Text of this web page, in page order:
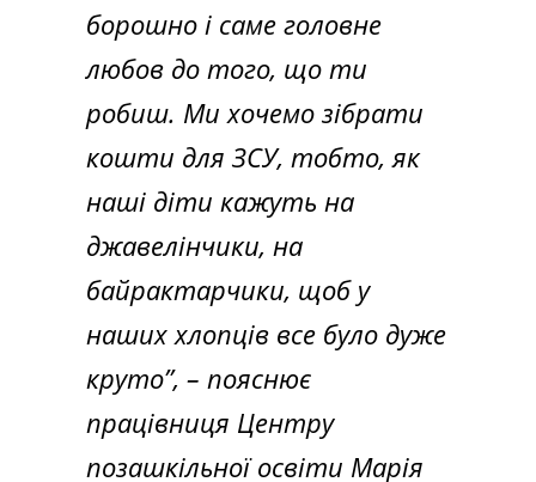
борошно і саме головне
любов до того, що ти
робиш. Ми хочемо зібрати
кошти для ЗСУ, тобто, як
наші діти кажуть на
джавелінчики, на
байрактарчики, щоб у
наших хлопців все було дуже
круто”, – пояснює
працівниця Центру
позашкільної освіти Марія